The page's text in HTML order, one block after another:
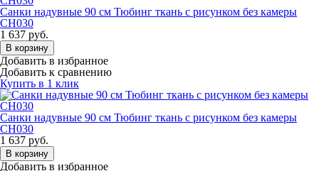
Санки надувные 90 см Тюбинг ткань с рисунком без камеры
СН030
1 637 руб.
В корзину
Добавить в избранное
Добавить к сравнению
Купить в 1 клик
Санки надувные 90 см Тюбинг ткань с рисунком без камеры
СН030
1 637 руб.
В корзину
Добавить в избранное